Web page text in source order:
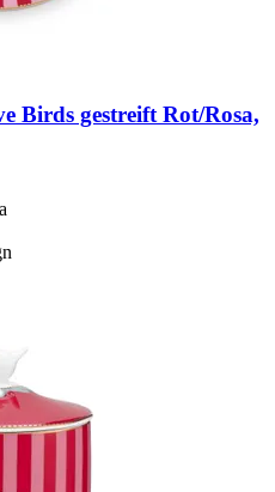
Birds gestreift Rot/Rosa,